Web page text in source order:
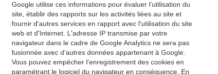
Google utilise ces informations pour évaluer l'utilisation du
site, établir des rapports sur les activités liées au site et
fournir d'autres services en rapport avec l'utilisation du site
web et d'Internet. L'adresse IP transmise par votre
navigateur dans le cadre de Google Analytics ne sera pas
fusionnée avec d'autres données appartenant à Google.
Vous pouvez empêcher l'enregistrement des cookies en
paramétrant le logiciel du navigateur en conséquence. En